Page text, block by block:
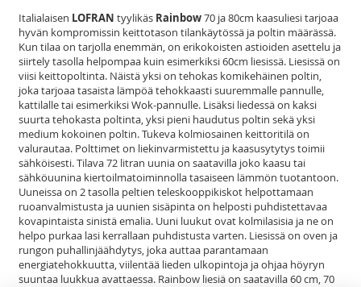
Italialaisen LOFRAN tyylikäs Rainbow70 ja 80cm kaasuliesi tarjoaa
hyvän kompromissin keittotason tilankäytössä ja poltin määrässä.
Kun tilaa on tarjolla enemmän, on erikokoisten astioiden asettelu ja
siirtely tasolla helpompaa kuin esimerkiksi 60cm liesissä. Liesissä on
viisi keittopoltinta. Näistä yksi on tehokas komikehäinen poltin,
joka tarjoaa tasaista lämpöä tehokkaasti suuremmalle pannulle,
kattilalle tai esimerkiksi Wok-pannulle. Lisäksi liedessä on kaksi
suurta tehokasta poltinta, yksi pieni haudutus poltin sekä yksi
medium kokoinen poltin. Tukeva kolmiosainen keittoritilä on
valurautaa. Polttimet on liekinvarmistettu ja kaasusytytys toimii
sähköisesti. Tilava 72 litran uunia on saatavilla joko kaasu tai
sähköuunina kiertoilmatoiminnolla tasaiseen lämmön tuotantoon.
Uuneissa on 2 tasolla peltien teleskooppikiskot helpottamaan
ruoanvalmistusta ja uunien sisäpinta on helposti puhdistettavaa
kovapintaista sinistä emalia. Uuni luukut ovat kolmilasisia ja ne on
helpo purkaa lasi kerrallaan puhdistusta varten. Liesissä on oven ja
rungon puhallinjäähdytys, joka auttaa parantamaan
energiatehokkuutta, viilentää lieden ulkopintoja ja ohjaa höyryn
suuntaa luukkua avattaessa. Rainbow liesiä on saatavilla 60 cm, 70